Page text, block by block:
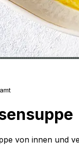
von innen und